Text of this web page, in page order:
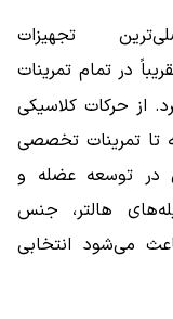
تجهیزات
در تمام تمرینات
از حرکات کلاسیکی
تا تمرینات تخصصی
در توسعه عضله و
هالتر، جنس
می‌شود انتخابی